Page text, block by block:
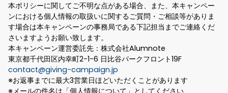
本ポリシーに関してご不明な点がある場合、また、本キャンペー
ンにおける個人情報の取扱いに関するご質問・ご相談等がありま
す場合は本キャンペーンの事務局である下記担当までご連絡くだ
さいますようお願い致します。
本キャンペーン運営委託先：株式会社Alumnote
東京都千代田区内幸町2-1-6 日比谷パークフロント19F
contact@giving-campaign.jp
※お返事までに最大3営業日ほどいただくことがあります